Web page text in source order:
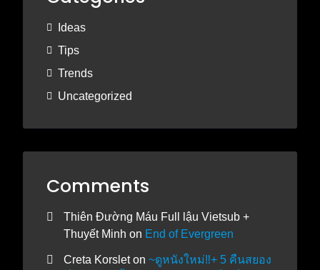
Ideas
Tips
Trends
Uncategorized
Comments
Thiên Đường Máu Full lậu Vietsub +
Thuyết Minh on End of Evergreen
Creta Korsleton ~ดูหนังใหม่‼️+ 5 คืนสยอง